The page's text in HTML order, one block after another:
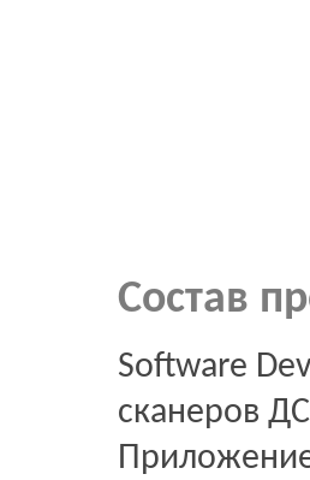
Состав
Software
сканеров